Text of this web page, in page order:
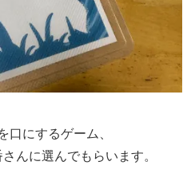
口にするゲーム、
んに選んでもらいます。